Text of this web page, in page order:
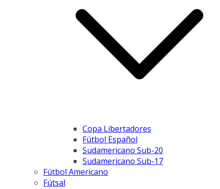
Copa Libertadores
Fútbol Español
Sudamericano Sub-20
Sudamericano Sub-17
Fútbol Americano
Fútsal